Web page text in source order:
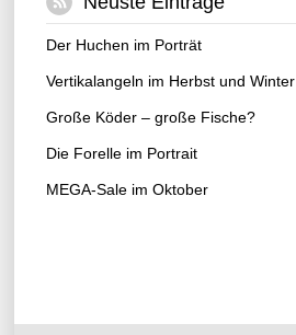
Der Huchen im Porträt
Vertikalangeln im Herbst und Winter
Große Köder – große Fische?
Die Forelle im Portrait
MEGA-Sale im Oktober